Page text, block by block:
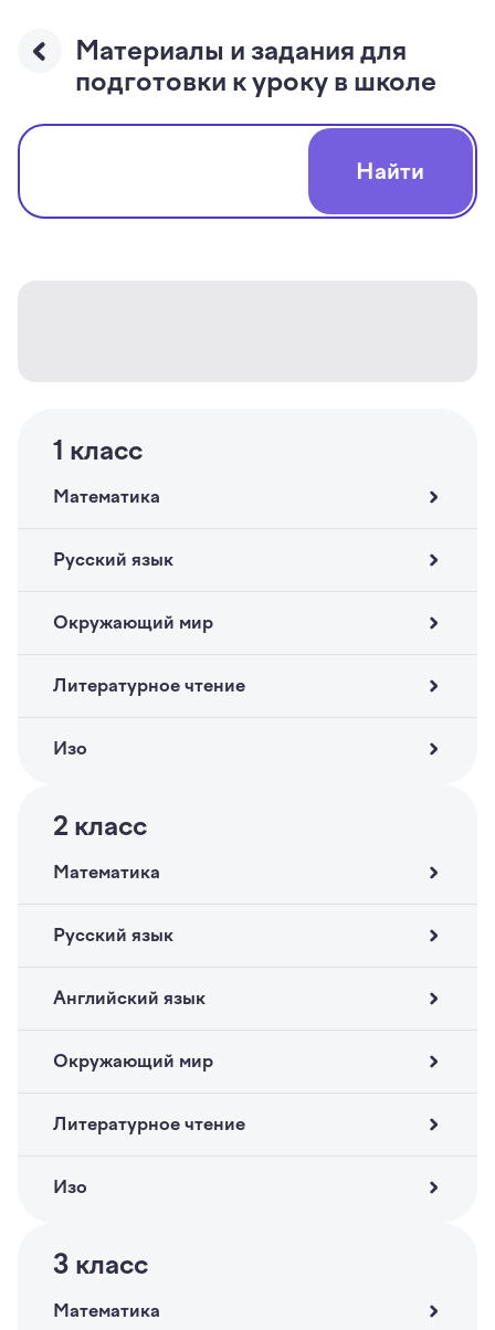
Материалы и задания для
подготовки к уроку в школе
Поиск материалов
Найти
1 класс
Математика
Русский язык
Окружающий мир
Литературное чтение
Изо
2 класс
Математика
Русский язык
Английский язык
Окружающий мир
Литературное чтение
Изо
3 класс
Математика